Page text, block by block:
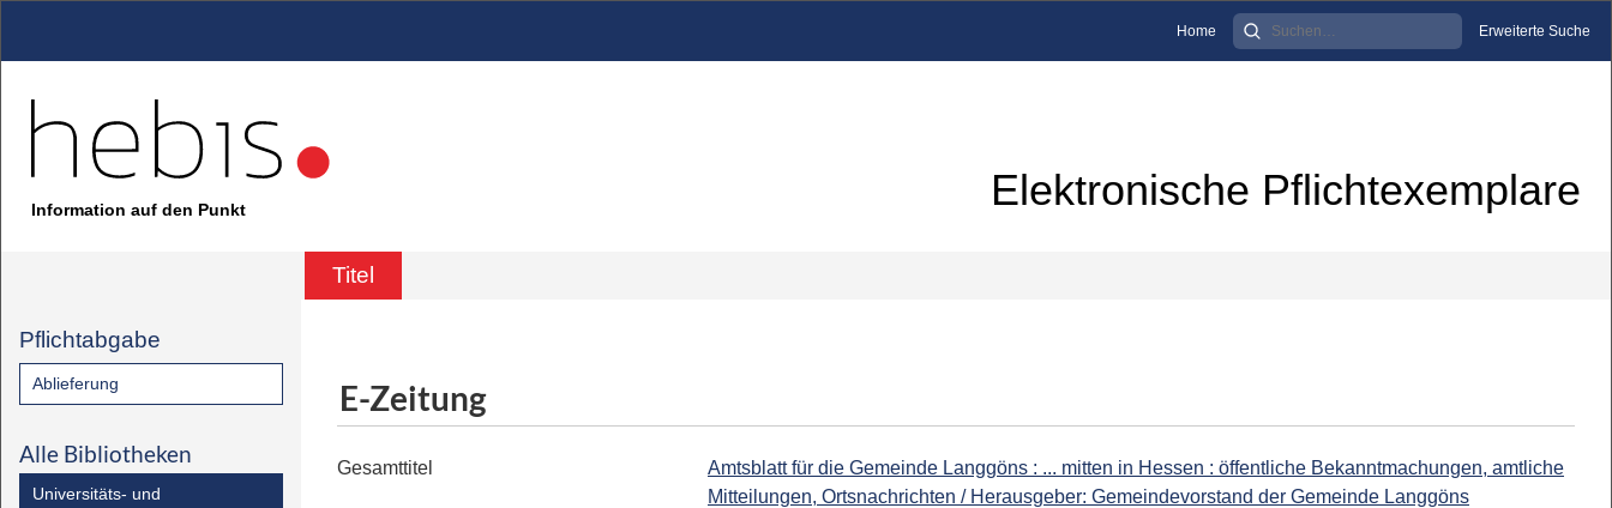
Home Erweiterte Suche
Information auf den Punkt Elektronische Pflichtexemplare
Titel
Pflichtabgabe
Ablieferung
Alle Bibliotheken
Universitäts- und
E-Zeitung
Gesamttitel
Amtsblatt für die Gemeinde Langgöns : ... mitten in Hessen : öffentliche Bekanntmachungen, amtliche
Mitteilungen, Ortsnachrichten / Herausgeber: Gemeindevorstand der Gemeinde Langgöns